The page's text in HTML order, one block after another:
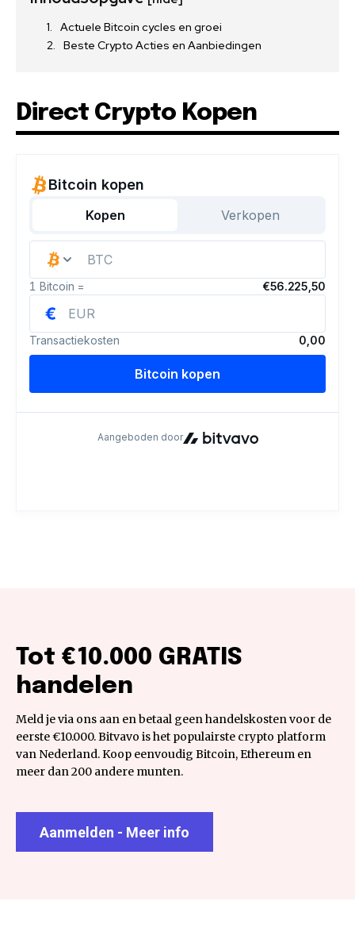
Actuele Bitcoin cycles en groei
Beste Crypto Acties en Aanbiedingen
Direct Crypto Kopen
Tot €10.000 GRATIS
handelen
Meld je via ons aan en betaal geen handelskosten voor de
eerste €10.000. Bitvavo is het populairste crypto platform
van Nederland. Koop eenvoudig Bitcoin, Ethereum en
meer dan 200 andere munten.
Aanmelden - Meer info